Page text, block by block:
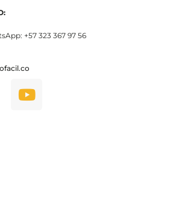
+57 323 367 97 56